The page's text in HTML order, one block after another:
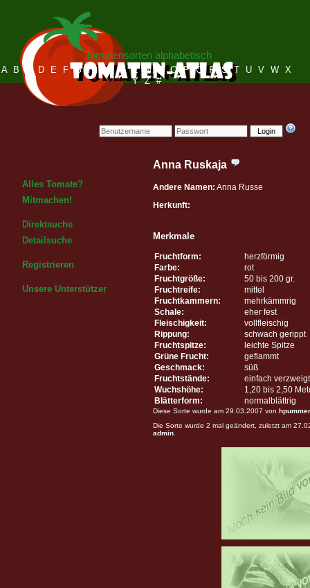
Login
Tomatensorten alphabetisch
A B C D E F G H I J K L M N O P Q R S T U V W X
Y Z #
Alles Tomate?
Mitmachen!
Direktsuche
Detailsuche
Registrieren
Unsere Unterstützer
Anna Ruskaja
Andere Namen: Anna Russe
Herkunft:
Merkmale
Fruchtform:
herzförmig
Farbe:
rot
Fruchtgröße:
50 bis 200 gr.
Fruchtreife:
mittel
Fruchtkammern:
mehrkämmrig
Schale:
eher fest
Fleischigkeit:
vollfleischig
Rippung:
schwach gerippt
Fruchtspitze:
leichte Spitze
Grüne Frucht:
geflammt
Geschmack:
süß
Fruchtstände:
einfach verzweigt
Wuchshöhe:
1,20 bis 2,50
Blätterform:
normalblättrig
Diese Sorte wurde am 29.03.2007 von hpummer
Die Sorte wurde 2 mal geändert, zuletzt am
admin